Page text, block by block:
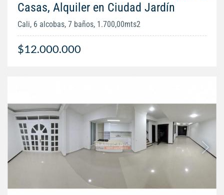
Casas, Alquiler en Ciudad Jardín
Cali, 6 alcobas, 7 baños, 1.700,00mts2
$12.000.000